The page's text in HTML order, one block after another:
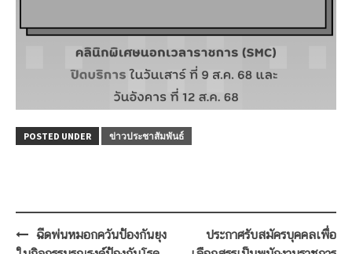
POSTED UNDER ข่าวประชาสัมพันธ์
Postฉีดพ่นหมอกควันป้องกันยุง
ประกาศรับสมัครบุคคลเพื่อ